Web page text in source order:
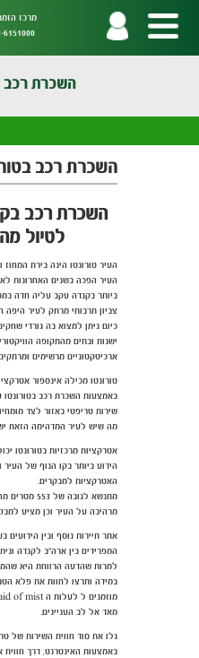
מרכז
6151000
השכרת רכב
השכרת רכב
השכרת רכב
לטיול
העיר טורונטו הינה בירת המחוז
העיר הפכה בשנים האחרונות
ביותר בקנדה עקב עליה חדה
צביון תרבותי מרתק לעיר היפה
כיום ניתן למצוא בה גורדי
ישנות ובתים מהתקופה
ארכיטקטוניים מרשימים
טורונטו מכילה אינספור
באמצעות השכרת רכב
שירות טריפטי באזור לצד
מה שיש לעיר המדהימה הזאת
הידוע ביותר בקו הנוף של
האטרקציות למבקרים.
מתנשא לגובה
מרהיבה על העיר וכן מציע
אתר תיירות נוסף ובין הידועים
המפרידים בין ארה"ב לקנדה
למרות שהדעה הרווחת היא
במידה ותרצו לחוות את פלא
מאד אל לב העניינים.
גלו את סוד חווית השירות של
באמצעות האינטרנט, דרך